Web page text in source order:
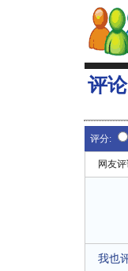
评论
评分:
网友评
我也